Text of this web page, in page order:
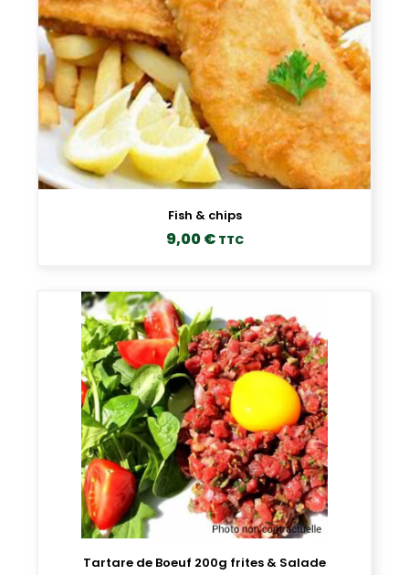
Fish & chips
9,00€ TTC
Tartare de Boeuf 200g frites & Salade